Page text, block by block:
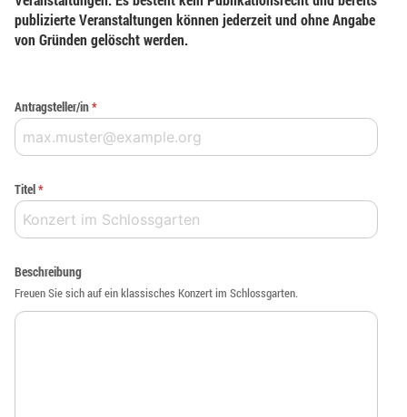
publizierte Veranstaltungen können jederzeit und ohne Angabe
von Gründen gelöscht werden.
Antragsteller/in*
Titel*
Beschreibung
Freuen Sie sich auf ein klassisches Konzert im Schlossgarten.